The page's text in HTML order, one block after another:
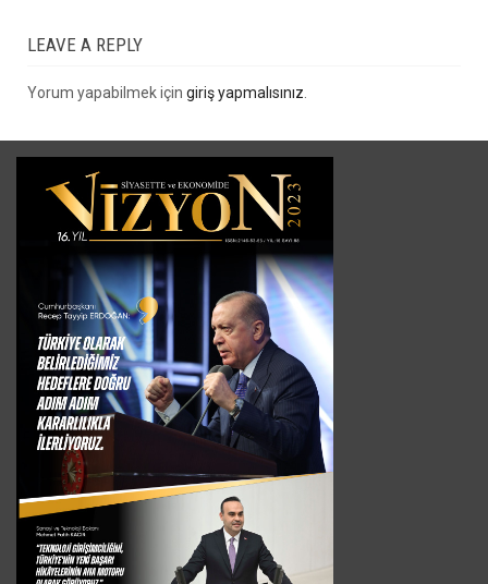
LEAVE A REPLY
Yorum yapabilmek için giriş yapmalısınız.